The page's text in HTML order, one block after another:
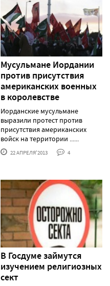
Мусульмане Иордании
против присутствия
американских военных
в королевстве
Иорданские мусульмане
выразили протест против
присутствия американских
войск на территории ......
22 АПРЕЛЯ'2013 4
В Госдуме займутся
изучением религиозных
сект